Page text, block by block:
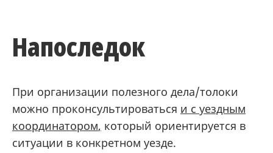
Напоследок
При организации полезного дела/толоки
можно проконсультироваться и с уездным
координатором, который ориентируется в
ситуации в конкретном уезде.